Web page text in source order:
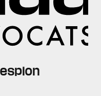
espion